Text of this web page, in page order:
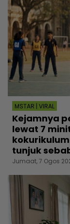
MSTAR | VIRAL
Kejamnya
lewat 7
tunjuk
Jumaat, 7 Ogos